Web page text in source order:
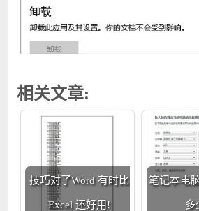
相关文章:
技巧对了Word 有时比
Excel 还好用!
笔记本电
多